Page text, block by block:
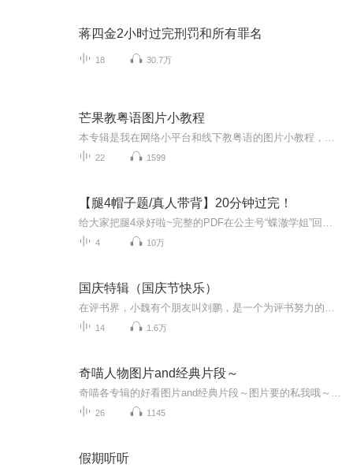
蒋四金2小时过完刑罚和所有罪名
18 30.7万
芒果教粤语图片小教程
22 1599
【腿4帽子题/真人带背】20分钟过完！
4 10万
国庆特辑（国庆节快乐）
14 1.6万
奇喵人物图片and经典片段～
26 1145
假期听听